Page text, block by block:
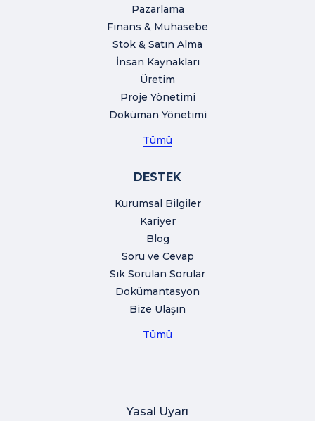
Pazarlama
Finans & Muhasebe
Stok & Satın Alma
İnsan Kaynakları
Üretim
Proje Yönetimi
Doküman Yönetimi
Tümü
DESTEK
Kurumsal Bilgiler
Kariyer
Blog
Soru ve Cevap
Sık Sorulan Sorular
Dokümantasyon
Bize Ulaşın
Tümü
Yasal Uyarı